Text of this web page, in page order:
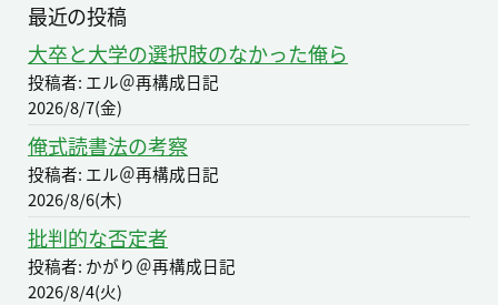
最近の投稿
大卒と大学の選択肢のなかった俺ら
投稿者: エル＠再構成日記
2026/8/7(金)
俺式読書法の考察
投稿者: エル＠再構成日記
2026/8/6(木)
批判的な否定者
投稿者: かがり＠再構成日記
2026/8/4(火)